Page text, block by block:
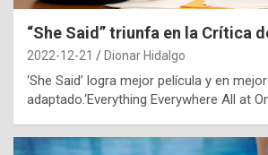
“She Said” triunfa en la Crítica
2022-12-21 Dionar Hidalgo
‘She Said’ logra mejor película y en
adaptado.‘Everything Everywhere All at